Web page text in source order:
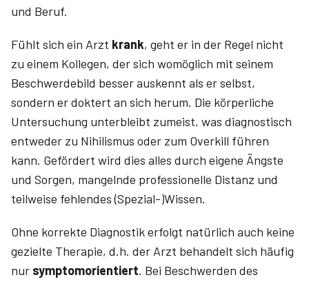
und Beruf.
Fühlt sich ein Arzt krank, geht er in der Regel nicht
zu einem Kollegen, der sich womöglich mit seinem
Beschwerdebild besser auskennt als er selbst,
sondern er doktert an sich herum. Die körperliche
Untersuchung unterbleibt zumeist, was diagnostisch
entweder zu Nihilismus oder zum Overkill führen
kann. Gefördert wird dies alles durch eigene Ängste
und Sorgen, mangelnde professionelle Distanz und
teilweise fehlendes (Spezial-)Wissen.
Ohne korrekte Diagnostik erfolgt natürlich auch keine
gezielte Therapie, d.h. der Arzt behandelt sich häufig
nur symptomorientiert. Bei Beschwerden des